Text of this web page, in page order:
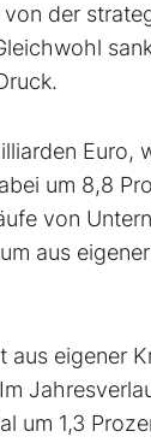
der
Euro,
um 8,8
von
aus eigener
eigener
um 1,3